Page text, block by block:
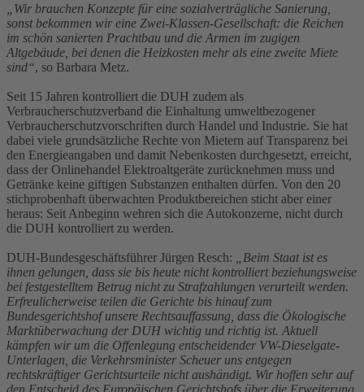
„Wir brauchen Konzepte für eine sozialverträgliche Sanierung,
sonst bekommen wir eine Zwei-Klassen-Gesellschaft: die Reichen
im schön sanierten Prachtbau und die Armen im zugigen
Altgebäude, bei denen die Heizkosten mehr als eine zweite Miete
sind“, so Barbara Metz.
Seit 15 Jahren kontrolliert die DUH zudem als
Verbraucherschutzverband die Einhaltung umweltbezogener
Verbraucherschutzvorschriften durch Handel und Industrie. Sie hat
dabei viele grundsätzliche Rechte von Mietern auf Transparenz bei
den Energieangaben und damit Nebenkosten durchgesetzt, erreicht,
dass der Onlinehandel Elektroaltgeräte zurücknehmen muss und
Getränke keine giftigen Substanzen enthalten dürfen. Von den 20
stichprobenhaft überwachten Produktbereichen sticht aber einer
heraus: Seit Anbeginn wehren sich die Autokonzerne, nicht durch
die DUH kontrolliert zu werden.
DUH-Bundesgeschäftsführer Jürgen Resch:
„Beim Staat ist es
ihnen gelungen, dass sie bis heute nicht kontrolliert beziehungsweise
bei festgestelltem Betrug nicht zu Strafzahlungen verurteilt werden.
Erfreulicherweise teilen die Gerichte bis hinauf zum
Bundesgerichtshof unsere Rechtsauffassung, dass die Ökologische
Marktüberwachung der DUH wichtig und richtig ist. Aktuell
kämpfen wir um die Offenlegung entscheidender VW-Dieselgate-
Unterlagen, die Verkehrsminister Scheuer uns entgegen
rechtskräftiger Gerichtsurteile nicht aushändigt. Wir hoffen sehr auf
den Entscheid des Europäischen Gerichtshofs über die Erweiterung